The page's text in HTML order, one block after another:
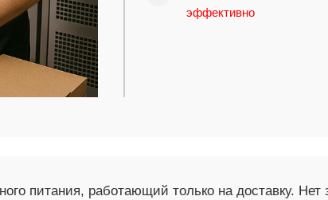
эффективно
питания, работающий только на доставку. Нет